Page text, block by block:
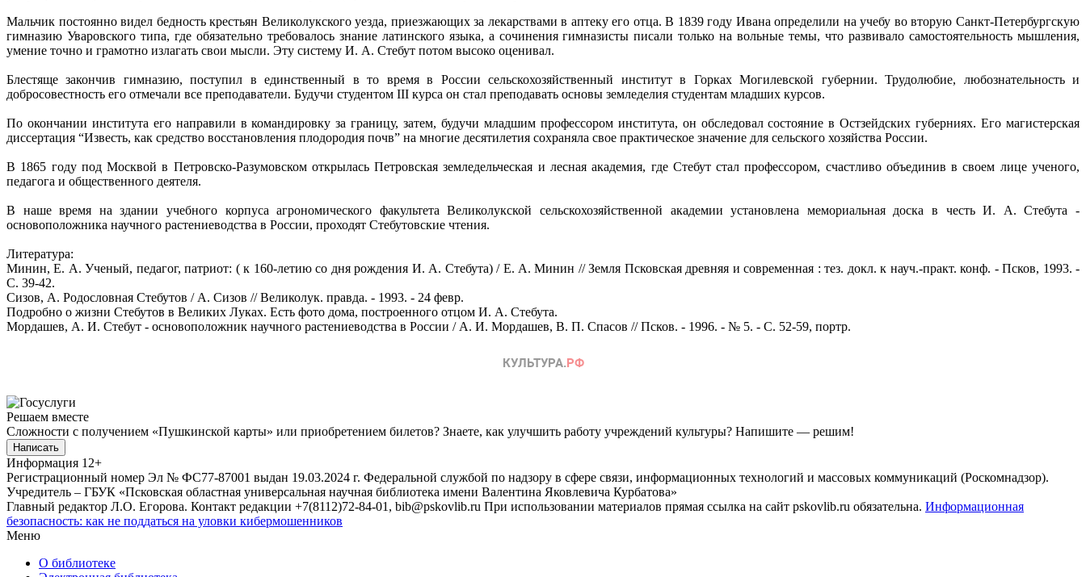
Мальчик постоянно видел бедность крестьян Великолукского уезда, приезжающих за лекарствами в аптеку его отца. В 1839 году Ивана определили на учебу во вторую Санкт-Петербургскую
гимназию Уваровского типа, где обязательно требовалось знание латинского языка, а сочинения гимназисты писали только на вольные темы, что развивало самостоятельность мышления,
умение точно и грамотно излагать свои мысли. Эту систему И. А. Стебут потом высоко оценивал.
Блестяще закончив гимназию, поступил в единственный в то время в России сельскохозяйственный институт в Горках Могилевской губернии. Трудолюбие, любознательность и
добросовестность его отмечали все преподаватели. Будучи студентом III курса он стал преподавать основы земледелия студентам младших курсов.
По окончании института его направили в командировку за границу, затем, будучи младшим профессором института, он обследовал состояние в Остзейдских губерниях. Его магистерская
диссертация “Известь, как средство восстановления плодородия почв” на многие десятилетия сохраняла свое практическое значение для сельского хозяйства России.
В 1865 году под Москвой в Петровско-Разумовском открылась Петровская земледельческая и лесная академия, где Стебут стал профессором, счастливо объединив в своем лице ученого,
педагога и общественного деятеля.
В наше время на здании учебного корпуса агрономического факультета Великолукской сельскохозяйственной академии установлена мемориальная доска в честь И. А. Стебута -
основоположника научного растениеводства в России, проходят Стебутовские чтения.
Литература:
Минин, Е. А. Ученый, педагог, патриот: ( к 160-летию со дня рождения И. А. Стебута) / Е. А. Минин // Земля Псковская древняя и современная : тез. докл. к науч.-практ. конф. - Псков, 1993. -
С. 39-42.
Сизов, А. Родословная Стебутов / А. Сизов // Великолук. правда. - 1993. - 24 февр.
Подробно о жизни Стебутов в Великих Луках. Есть фото дома, построенного отцом И. А. Стебута.
Мордашев, А. И. Стебут - основоположник научного растениеводства в России / А. И. Мордашев, В. П. Спасов // Псков. - 1996. - № 5. - С. 52-59, портр.
Решаем вместе
Сложности с получением «Пушкинской карты» или приобретением билетов? Знаете, как улучшить работу учреждений культуры? Напишите — решим!
Написать
Информация 12+
Регистрационный номер Эл № ФС77-87001 выдан 19.03.2024 г. Федеральной службой по надзору в сфере связи, информационных технологий и массовых коммуникаций (Роскомнадзор).
Учредитель – ГБУК «Псковская областная универсальная научная библиотека имени Валентина Яковлевича Курбатова»
Главный редактор Л.О. Егорова. Контакт редакции +7(8112)72-84-01, bib@pskovlib.ru При использовании материалов прямая ссылка на сайт pskovlib.ru обязательна. Информационная
безопасность: как не поддаться на уловки кибермошенников
Меню
О библиотеке